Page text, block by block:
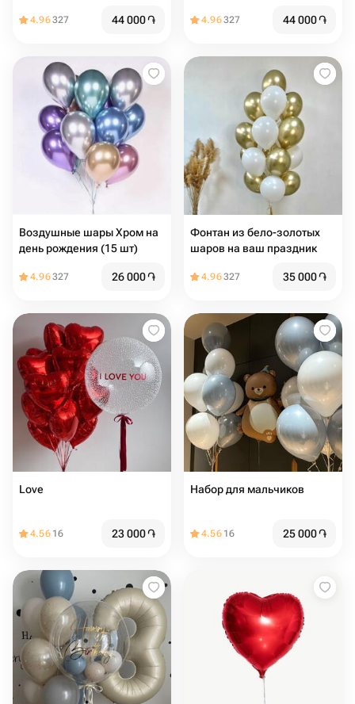
4.96327 44 000֏
Юбилей, Совершеннолетие
4.96327 44 000֏
Воздушные шары Хром на
день рождения (15 шт)
4.96327 26 000֏
Фонтан из бело-золотых
шаров на ваш праздник
4.96327 35 000֏
Love
4.56 16 23 000֏
Набор для мальчиков
4.56 16 25 000֏